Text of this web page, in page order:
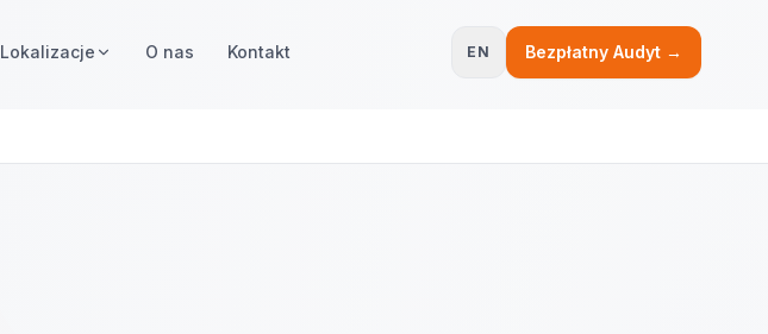
Lokalizacje O nas Kontakt EN Bezpłatny Audyt →